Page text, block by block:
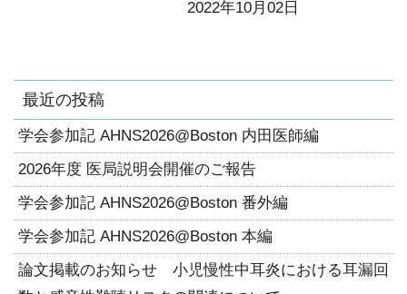
2022年10月02日
最近の投稿
学会参加記 AHNS2026@Boston 内田医師編
2026年度 医局説明会開催のご報告
学会参加記 AHNS2026@Boston 番外編
学会参加記 AHNS2026@Boston 本編
論文掲載のお知らせ 小児慢性中耳炎における耳漏回